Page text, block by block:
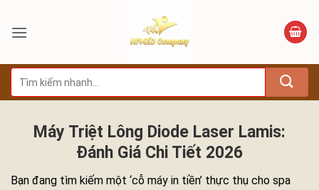
qua
dung
Tìm
kiếm:
Máy Triệt Lông Diode Laser Lamis:
Đánh Giá Chi Tiết 2026
Bạn đang tìm kiếm một ‘cỗ máy in tiền’ thực thụ cho spa